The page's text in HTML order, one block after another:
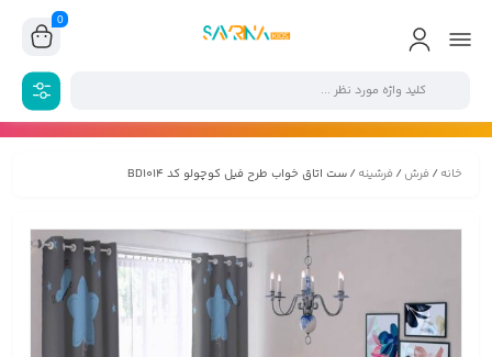
0
خانه/ فرش/ فرشینه/ ست اتاق خواب طرح فیل کوچولو کد BD1014